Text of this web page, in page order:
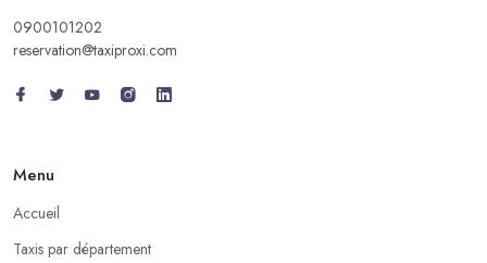
0900101202
reservation@taxiproxi.com
Menu
Accueil
Taxis par département